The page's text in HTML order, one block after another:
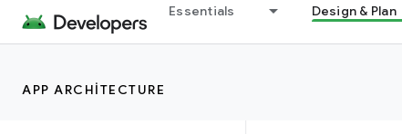
Essentials Design & Plan
APP ARCHITECTURE